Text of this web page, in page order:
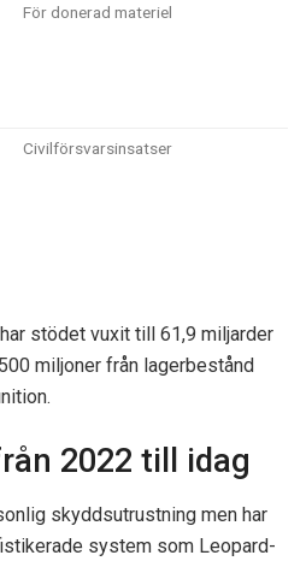
För donerad materiel
Civilförsvarsinsatser
stödet vuxit till 61,9 miljarder
miljoner från lagerbestånd
2022 till idag
skyddsutrustning men har
system som Leopard-